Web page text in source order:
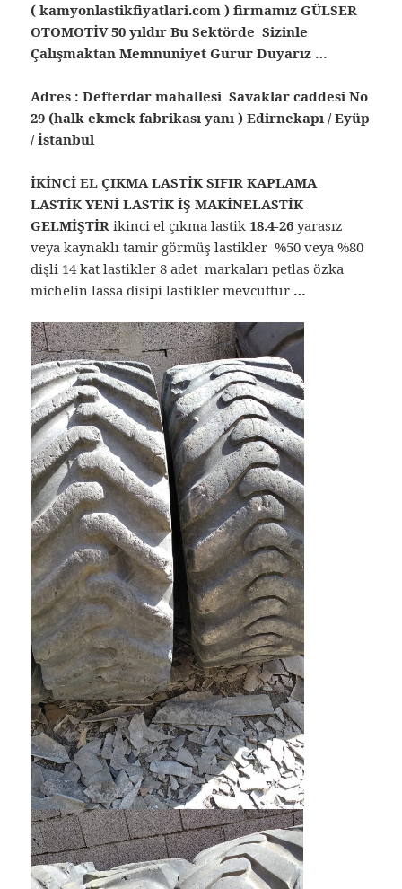
( kamyonlastikfiyatlari.com ) firmamız GÜLSER
OTOMOTİV 50 yıldır Bu Sektörde Sizinle
Çalışmaktan Memnuniyet Gurur Duyarız …
Adres : Defterdar mahallesi Savaklar caddesi No
29 (halk ekmek fabrikası yanı ) Edirnekapı / Eyüp
/ İstanbul
İKİNCİ EL ÇIKMA LASTİK SIFIR KAPLAMA
LASTİK YENİ LASTİK İŞ MAKİNELASTİK
GELMİŞTİRikinci el çıkma lastik18.4-26yarasız
veya kaynaklı tamir görmüş lastikler %50 veya %80
dişli 14 kat lastikler 8 adet markaları petlas özka
michelin lassa disipi lastikler mevcuttur …